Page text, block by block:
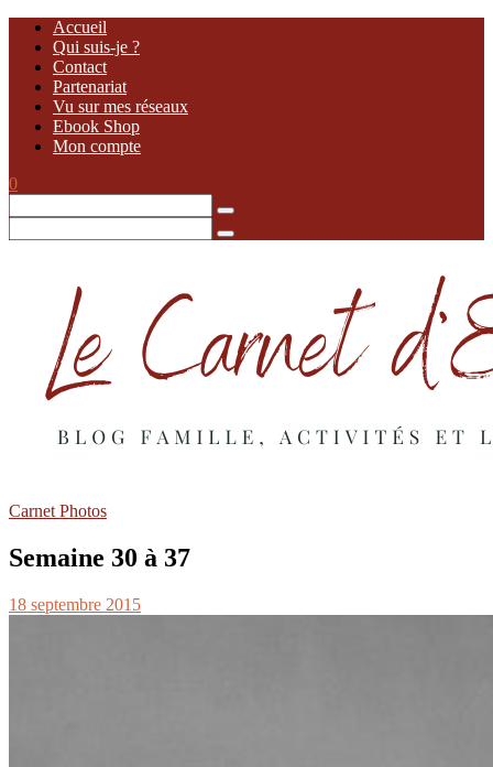
Accueil
Qui suis-je ?
Contact
Partenariat
Vu sur mes réseaux
Ebook Shop
Mon compte
0
Carnet Photos
Semaine 30 à 37
18 septembre 2015